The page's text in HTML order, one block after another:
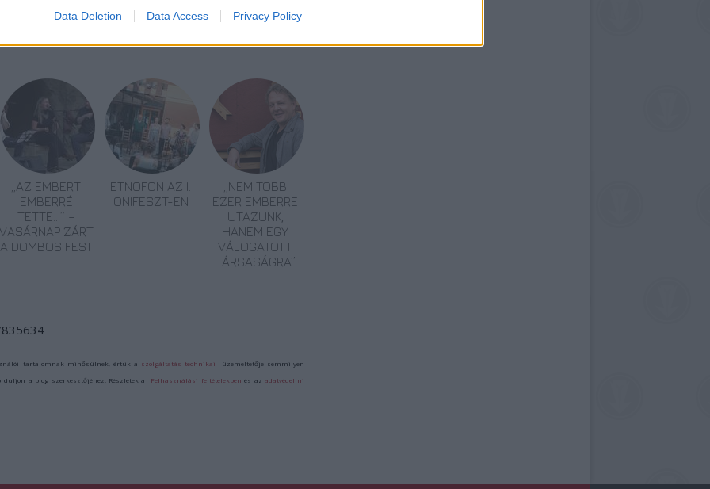
Data Deletion Data Access Privacy Policy
„AZ EMBERT
EMBERRÉ
TETTE…” –
VASÁRNAP ZÁRT
A DOMBOS FEST
ETNOFON AZ I.
ONIFESZT-EN
„NEM TÖBB
EZER EMBERRE
UTAZUNK,
HANEM EGY
VÁLOGATOTT
TÁRSASÁGRA”
tartalomnak minősülnek, értük a szolgáltatás technikai üzemeltetője semmilyen
a blog szerkesztőjéhez. Részletek a Felhasználási feltételekben és azadatvédelmi